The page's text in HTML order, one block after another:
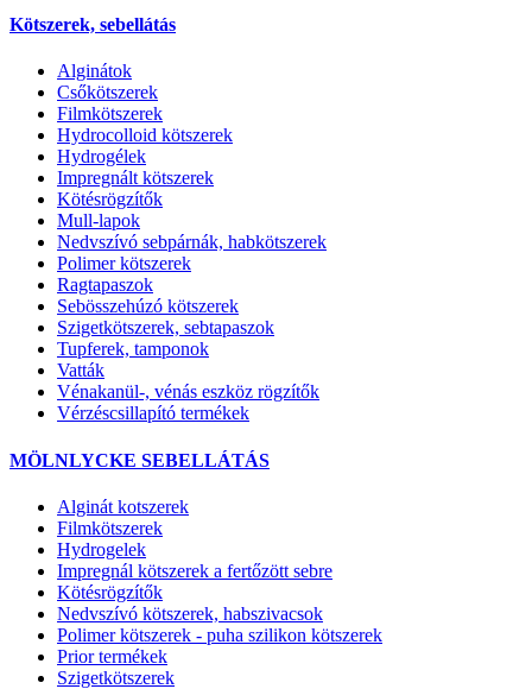
Kötszerek, sebellátás
Alginátok
Csőkötszerek
Filmkötszerek
Hydrocolloid kötszerek
Hydrogélek
Impregnált kötszerek
Kötésrögzítők
Mull-lapok
Nedvszívó sebpárnák, habkötszerek
Polimer kötszerek
Ragtapaszok
Sebösszehúzó kötszerek
Szigetkötszerek, sebtapaszok
Tupferek, tamponok
Vatták
Vénakanül-, vénás eszköz rögzítők
Vérzéscsillapító termékek
MÖLNLYCKE SEBELLÁTÁS
Alginát kotszerek
Filmkötszerek
Hydrogelek
Impregnál kötszerek a fertőzött sebre
Kötésrögzítők
Nedvszívó kötszerek, habszivacsok
Polimer kötszerek - puha szilikon kötszerek
Prior termékek
Szigetkötszerek